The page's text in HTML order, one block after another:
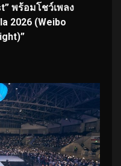
พร้อมโชว์เพลง
2026 (Weibo